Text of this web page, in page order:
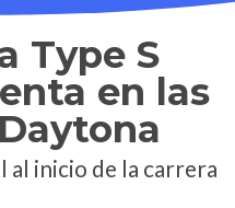
Type S
en las
al inicio de la carrera